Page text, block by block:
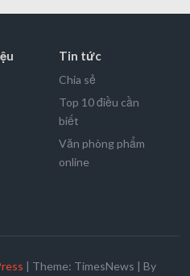
Tin tức
Chia sẻ
Top 10 điều cần
biết
Văn phòng phẩm
online
| Theme: TimesNews | By